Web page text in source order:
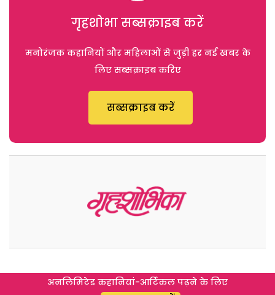
गृहशोभा सब्सक्राइब करें
मनोरंजक कहानियों और महिलाओं से जुड़ी हर नई खबर के
लिए सब्सक्राइब करिए
सब्सक्राइब करें
अनलिमिटेड कहानियां-आर्टिकल पढ़ने के लिए